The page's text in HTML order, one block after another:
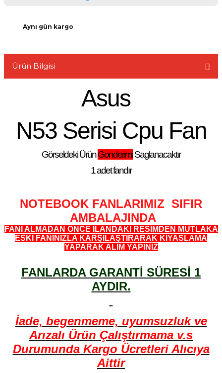
Aynı gün kargo
Ürün Bilgisi
Asus
N53 Serisi Cpu Fan
Görseldeki ÜrünGonderimiSaglanacaktır
1 adet fandır
NOTEBOOK FANLARIMIZ SIFIR
AMBALAJINDA
FANI ALMADAN ÖNCE İLANDAKİ RESİMDEN MUTLAKA
ESKİ FANINIZLA KARŞILAŞTIRARAK KIYASLAMA
YAPARAK ALIM YAPINIZ
FANLARDA GARANTİ SÜRESİ 1
AYDIR.
İade, begenmeme, uyumsuzluk ve
Arızalı Ürün Çalıştırmama v.s
Durumunda Kargo Ücretleri Alıcıya
Aittir